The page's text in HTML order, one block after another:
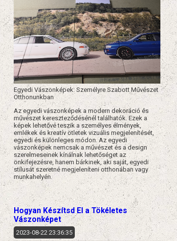
Egyedi Vászonképek: Személyre Szabott Művészet
Otthonunkban
Az egyedi vászonképek a modern dekoráció és
művészet kereszteződésénél találhatók. Ezek a
képek lehetővé teszik a személyes élmények,
emlékek és kreatív ötletek vizuális megjelenítését,
egyedi és különleges módon. Az egyedi
vászonképek nemcsak a művészet és a design
szerelmeseinek kínálnak lehetőséget az
önkifejezésre, hanem bárkinek, aki saját, egyedi
stílusát szeretné megjeleníteni otthonában vagy
munkahelyén.​
Hogyan Készítsd El a Tökéletes
Vászonképet
2023-08-22 23:36:35